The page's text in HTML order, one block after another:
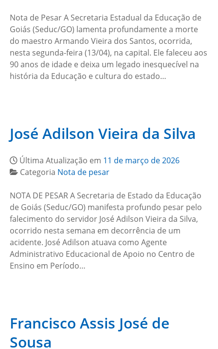
Nota de Pesar A Secretaria Estadual da Educação de
Goiás (Seduc/GO) lamenta profundamente a morte
do maestro Armando Vieira dos Santos, ocorrida,
nesta segunda-feira (13/04), na capital. Ele faleceu aos
90 anos de idade e deixa um legado inesquecível na
história da Educação e cultura do estado…
José Adilson Vieira da Silva
Última Atualização em 11 de março de 2026
Categoria Nota de pesar
NOTA DE PESAR A Secretaria de Estado da Educação
de Goiás (Seduc/GO) manifesta profundo pesar pelo
falecimento do servidor José Adilson Vieira da Silva,
ocorrido nesta semana em decorrência de um
acidente. José Adilson atuava como Agente
Administrativo Educacional de Apoio no Centro de
Ensino em Período…
Francisco Assis José de
Sousa